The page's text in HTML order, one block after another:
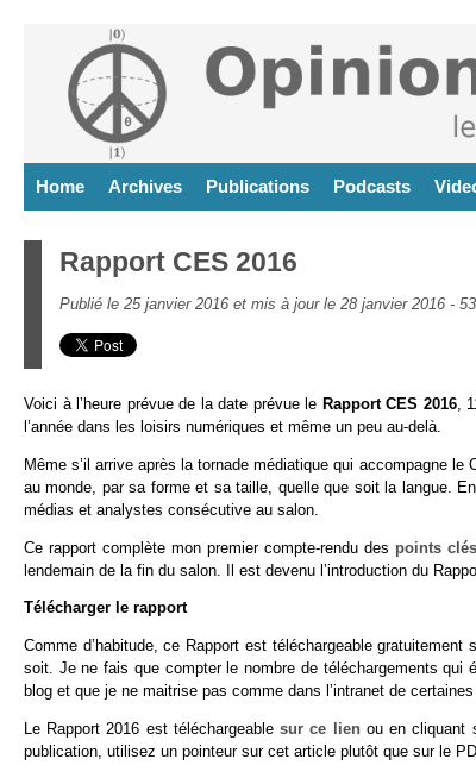
Home Archives Publications Podcasts
Rapport CES 2016
Publié le 25 janvier 2016 et mis à jour le 28 janvier 2016 -
Voici à l’heure prévue de la date prévue le Rapport CES 2016,
l’année dans les loisirs numériques et même un peu au-delà.
Même s’il arrive après la tornade médiatique qui accompagne
au monde, par sa forme et sa taille, quelle que soit la langue.
médias et analystes consécutive au salon.
Ce rapport complète mon premier compte-rendu des points clés
lendemain de la fin du salon. Il est devenu l’introduction du
Télécharger le rapport
Comme d’habitude, ce Rapport est téléchargeable
soit. Je ne fais que compter le nombre de téléchargements qui
blog et que je ne maitrise pas comme dans l’intranet de
Le Rapport 2016 est téléchargeablesur ce lienou en cliquant
publication, utilisez un pointeur sur cet article plutôt que sur le